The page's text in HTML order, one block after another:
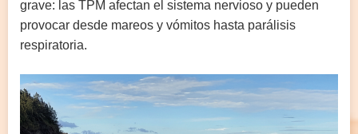
grave: las TPM afectan el sistema nervioso y pueden
provocar desde mareos y vómitos hasta parálisis
respiratoria.